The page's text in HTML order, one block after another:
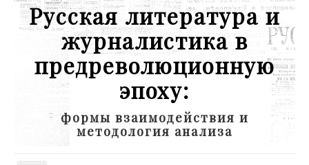
Русская литература и
журналистика в
предреволюционную
эпоху:
формы взаимодействия и
методология анализа